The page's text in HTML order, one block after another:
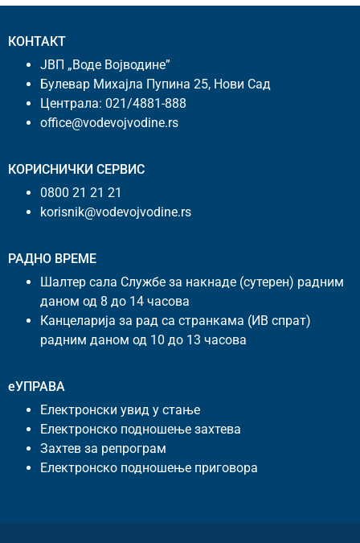
КОНТАКТ
ЈВП „Воде Војводине”
Булевар Михајла Пупина 25, Нови Сад
Централа: 021/4881-888
office@vodevojvodine.rs
КОРИСНИЧКИ СЕРВИС
0800 21 21 21
korisnik@vodevojvodine.rs
РАДНО ВРЕМЕ
Шалтер сала Службе за накнаде (сутерен) радним
даном од 8 до 14 часова
Канцеларија за рад са странкама (ИВ спрат)
радним даном од 10 до 13 часова
еУПРАВА
Електронски увид у стање
Електронско подношење захтева
Захтев за репрограм
Електронско подношење приговора